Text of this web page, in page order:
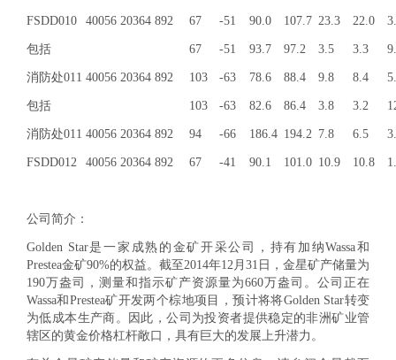
FSDD010 40056 20364 892 67 -51 90.0 107.7 23.3 22.0
包括 67 -51 93.7 97.2 3.5 3.3
消防处011 40056 20364 892 103 -63 78.6 88.4 9.8 8.4
包括 103 -63 82.6 86.4 3.8 3.2
消防处011 40056 20364 892 94 -66 186.4 194.2 7.8 6.5
FSDD012 40056 20364 892 67 -41 90.1 101.0 10.9 10.8
公司简介：
Golden Star是一家成熟的金矿开采公司，持有加纳Wassa和
Prestea金矿90%的权益。截至2014年12月31日，金星矿产储量为
190万盎司，测量和指示矿产资源量为660万盎司。公司正在
Wassa和Prestea矿开发两个棕地项目，预计将将Golden Star转变
为低成本生产商。因此，公司为投资者提供稳定的非洲矿业管
辖区的黄金价格杠杆敞口，具有巨大的发展上升潜力。